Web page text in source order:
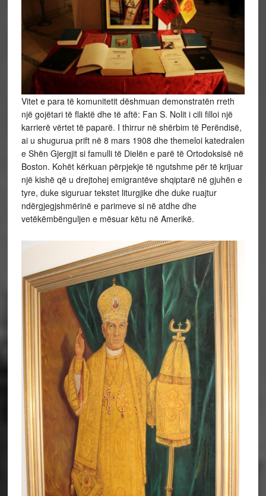
Vitet e para të komunitetit dëshmuan demonstratën rreth
një gojëtari të flaktë dhe të aftë: Fan S. Nolit i cili filloi një
karrierë vërtet të paparë. I thirrur në shërbim të Perëndisë,
ai u shugurua prift në 8 mars 1908 dhe themeloi katedralen
e Shën Gjergjit si famulli të Dielën e parë të Ortodoksisë në
Boston. Kohët kërkuan përpjekje të ngutshme për të krijuar
një kishë që u drejtohej emigrantëve shqiptarë në gjuhën e
tyre, duke siguruar tekstet liturgjike dhe duke ruajtur
ndërgjegjshmërinë e parimeve si në atdhe dhe
vetëkëmbënguljen e mësuar këtu në Amerikë.